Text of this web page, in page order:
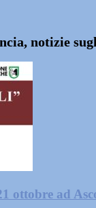
notizie
ottobre ad